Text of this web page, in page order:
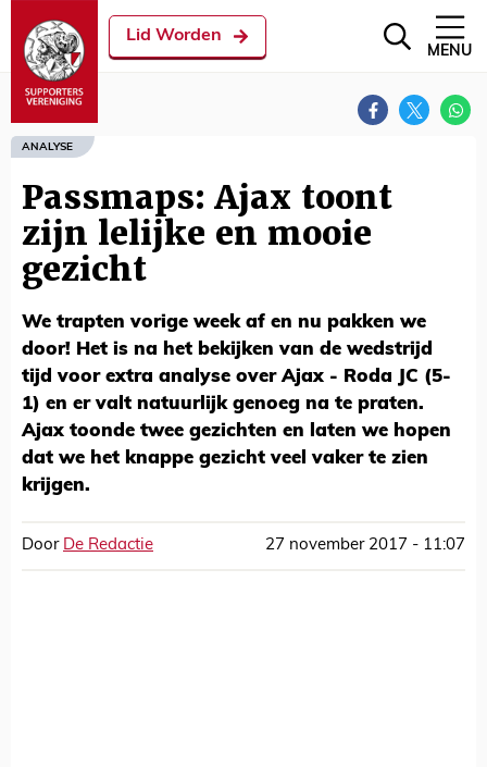
Lid Worden
MENU
ANALYSE
Passmaps: Ajax toont
zijn lelijke en mooie
gezicht
We trapten vorige week af en nu pakken we
door! Het is na het bekijken van de wedstrijd
tijd voor extra analyse over Ajax - Roda JC (5-
1) en er valt natuurlijk genoeg na te praten.
Ajax toonde twee gezichten en laten we hopen
dat we het knappe gezicht veel vaker te zien
krijgen.
Door De Redactie 27 november 2017 - 11:07